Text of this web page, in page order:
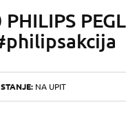
STANJE: NA UPIT